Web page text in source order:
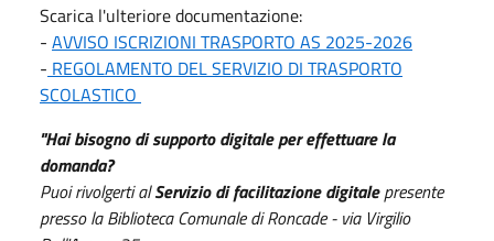
Scarica l'ulteriore documentazione:
- AVVISO ISCRIZIONI TRASPORTO AS 2025-2026
- REGOLAMENTO DEL SERVIZIO DI TRASPORTO
SCOLASTICO
"Hai bisogno di supporto digitale per effettuare la
domanda?
Puoi rivolgerti alServizio di facilitazione digitalepresente
presso la Biblioteca Comunale di Roncade - via Virgilio